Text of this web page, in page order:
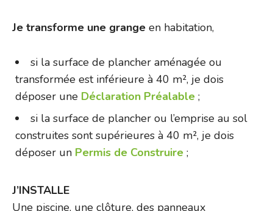
Je transforme une grange en habitation,
si la surface de plancher aménagée ou
transformée est inférieure à 40 m², je dois
déposer une Déclaration Préalable ;
si la surface de plancher ou l’emprise au sol
construites sont supérieures à 40 m², je dois
déposer un Permis de Construire ;
J’INSTALLE
Une piscine, une clôture, des panneaux